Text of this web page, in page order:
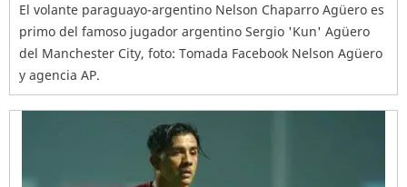
El volante paraguayo-argentino Nelson Chaparro Agüero es
primo del famoso jugador argentino Sergio 'Kun' Agüero
del Manchester City, foto: Tomada Facebook Nelson Agüero
y agencia AP.